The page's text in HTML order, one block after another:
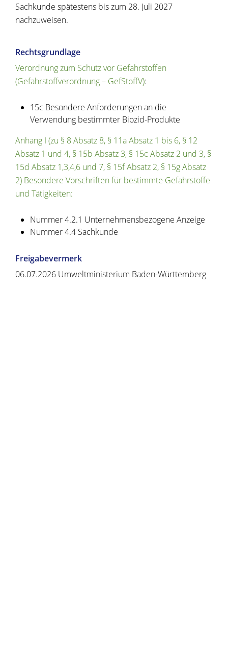
Sachkunde spätestens bis zum 28. Juli 2027
nachzuweisen.
Rechtsgrundlage
Verordnung zum Schutz vor Gefahrstoffen
(Gefahrstoffverordnung – GefStoffV):
15c Besondere Anforderungen an die
Verwendung bestimmter Biozid-Produkte
Anhang I (zu § 8 Absatz 8, § 11a Absatz 1 bis 6, § 12
Absatz 1 und 4, § 15b Absatz 3, § 15c Absatz 2 und 3, §
15d Absatz 1,3,4,6 und 7, § 15f Absatz 2, § 15g Absatz
2) Besondere Vorschriften für bestimmte Gefahrstoffe
und Tätigkeiten:
Nummer 4.2.1 Unternehmensbezogene Anzeige
Nummer 4.4 Sachkunde
Freigabevermerk
06.07.2026 Umweltministerium Baden-Württemberg